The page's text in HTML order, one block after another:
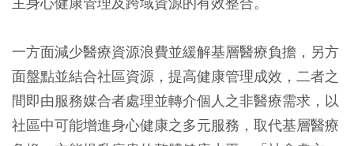
一方面減少醫療資源浪費並緩解基層醫療負擔，另方
面盤點並結合社區資源，提高健康管理成效，二者之
間即由服務媒合者處理並轉介個人之非醫療需求，以
社區中可能增進身心健康之多元服務，取代基層醫療